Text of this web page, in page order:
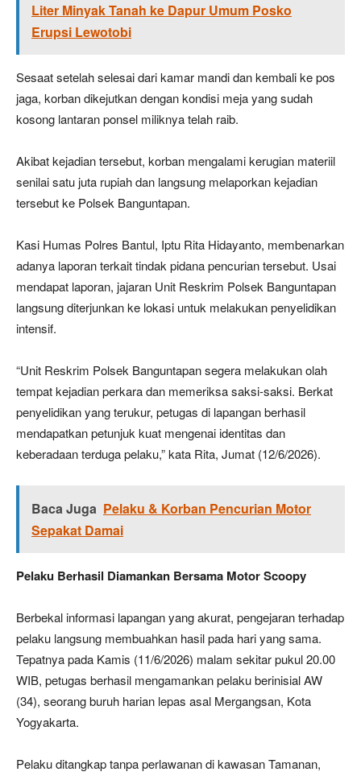
Liter Minyak Tanah ke Dapur Umum Posko
Erupsi Lewotobi
Sesaat setelah selesai dari kamar mandi dan kembali ke pos
jaga, korban dikejutkan dengan kondisi meja yang sudah
kosong lantaran ponsel miliknya telah raib.
Akibat kejadian tersebut, korban mengalami kerugian materiil
senilai satu juta rupiah dan langsung melaporkan kejadian
tersebut ke Polsek Banguntapan.
Kasi Humas Polres Bantul, Iptu Rita Hidayanto, membenarkan
adanya laporan terkait tindak pidana pencurian tersebut. Usai
mendapat laporan, jajaran Unit Reskrim Polsek Banguntapan
langsung diterjunkan ke lokasi untuk melakukan penyelidikan
intensif.
“Unit Reskrim Polsek Banguntapan segera melakukan olah
tempat kejadian perkara dan memeriksa saksi-saksi. Berkat
penyelidikan yang terukur, petugas di lapangan berhasil
mendapatkan petunjuk kuat mengenai identitas dan
keberadaan terduga pelaku,” kata Rita, Jumat (12/6/2026).
Baca Juga Pelaku & Korban Pencurian Motor
Sepakat Damai
Pelaku Berhasil Diamankan Bersama Motor Scoopy
Berbekal informasi lapangan yang akurat, pengejaran terhadap
pelaku langsung membuahkan hasil pada hari yang sama.
Tepatnya pada Kamis (11/6/2026) malam sekitar pukul 20.00
WIB, petugas berhasil mengamankan pelaku berinisial AW
(34), seorang buruh harian lepas asal Mergangsan, Kota
Yogyakarta.
Pelaku ditangkap tanpa perlawanan di kawasan Tamanan,